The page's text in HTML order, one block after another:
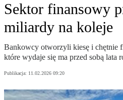
Sektor finansowy
miliardy na koleje
Bankowcy otworzyli kiesę i chętnie
które wydaje się ma przed sobą lata
Publikacja: 11.02.2026 09:20